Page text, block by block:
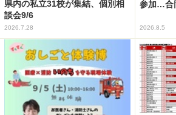
県内の私立31校が集結、個別相
談会9/6
2026.7.28
参加…合
2026.8.5